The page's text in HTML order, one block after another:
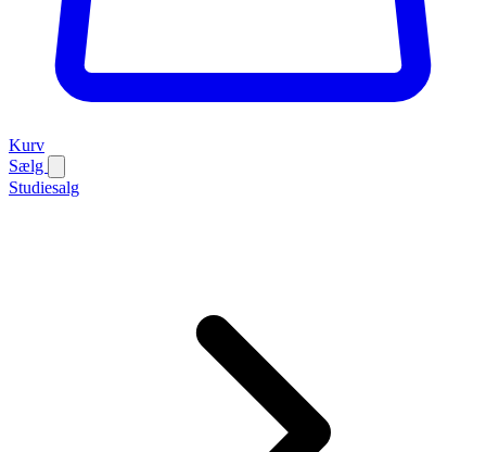
Kurv
Sælg
Studiesalg